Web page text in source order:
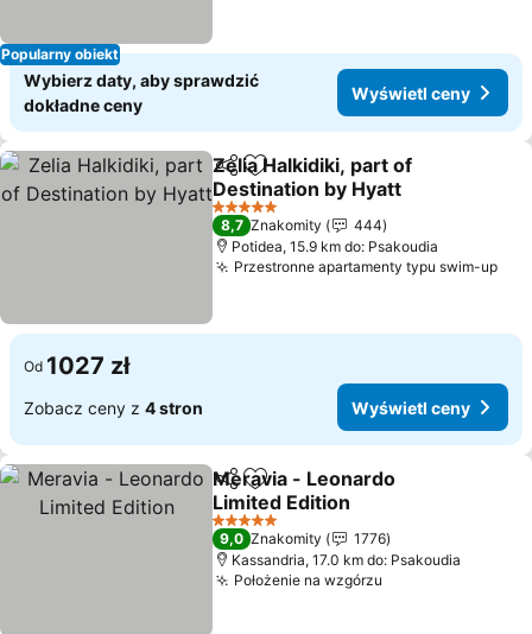
Popularny obiekt
Wybierz daty, aby sprawdzić
dokładne ceny
Wyświetl ceny
Udostępnij
Dodaj do ulubionych
Zelia Halkidiki, part of
Destination by Hyatt
5 Kategoria
8,7 Znakomity
444
Potidea, 15.9 km do: Psakoudia
Przestronne apartamenty typu swim-up
Od 1027 zł
Zobacz ceny z 4 stron Wyświetl ceny
UdostępnijDodaj do ulubionych
Meravia - Leonardo
Limited Edition
5 Kategoria
9,0 Znakomity
1776
Kassandria, 17.0 km do: Psakoudia
Położenie na wzgórzu